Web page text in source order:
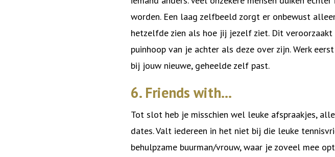
worden. Een laag zelfbeeld zorgt er onbewust
hetzelfde zien als hoe jij jezelf ziet. Dit
puinhoop van je achter als deze over zijn. Werk
bij jouw nieuwe, geheelde zelf past.
6. Friends with…
Tot slot heb je misschien wel leuke afspraakjes,
dates. Valt iedereen in het niet bij die leuke
behulpzame buurman/vrouw, waar je zoveel mee